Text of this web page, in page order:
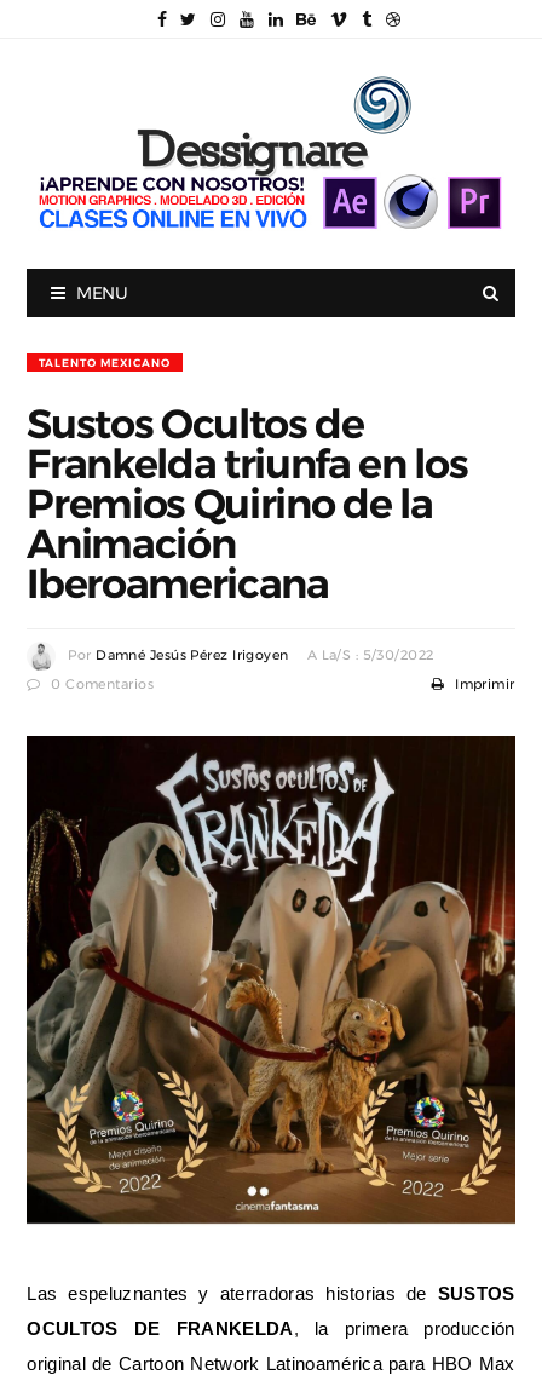
MENU
TALENTO MEXICANO
Sustos Ocultos de
Frankelda triunfa en los
Premios Quirino de la
Animación
Iberoamericana
Por Damné Jesús Pérez Irigoyen A La/s : 5/30/2022
0 Comentarios Imprimir
Las espeluznantes y aterradoras historias de SUSTOS
OCULTOS DE FRANKELDA,
la primera producción
original de Cartoon Network Latinoamérica para HBO Max